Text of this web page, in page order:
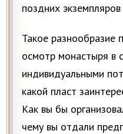
поздних
Такое разнообразие
осмотр монастыря в
индивидуальными
какой пласт
Как вы бы
чему вы отдали